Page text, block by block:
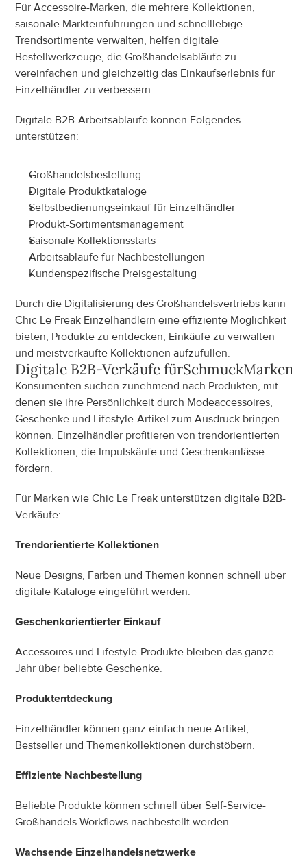
Für Accessoire-Marken, die mehrere Kollektionen,
saisonale Markteinführungen und schnelllebige
Trendsortimente verwalten, helfen digitale
Bestellwerkzeuge, die Großhandelsabläufe zu
vereinfachen und gleichzeitig das Einkaufserlebnis für
Einzelhändler zu verbessern.
Digitale B2B-Arbeitsabläufe können Folgendes
unterstützen:
Großhandelsbestellung
Digitale Produktkataloge
Selbstbedienungseinkauf für Einzelhändler
Produkt-Sortimentsmanagement
Saisonale Kollektionsstarts
Arbeitsabläufe für Nachbestellungen
Kundenspezifische Preisgestaltung
Durch die Digitalisierung des Großhandelsvertriebs kann
Chic Le Freak Einzelhändlern eine effiziente Möglichkeit
bieten, Produkte zu entdecken, Einkäufe zu verwalten
und meistverkaufte Kollektionen aufzufüllen.
Digitale B2B-Verkäufe fürSchmuckMarken
Konsumenten suchen zunehmend nach Produkten, mit
denen sie ihre Persönlichkeit durch Modeaccessoires,
Geschenke und Lifestyle-Artikel zum Ausdruck bringen
können. Einzelhändler profitieren von trendorientierten
Kollektionen, die Impulskäufe und Geschenkanlässe
fördern.
Für Marken wie Chic Le Freak unterstützen digitale B2B-
Verkäufe:
Trendorientierte Kollektionen
Neue Designs, Farben und Themen können schnell über
digitale Kataloge eingeführt werden.
Geschenkorientierter Einkauf
Accessoires und Lifestyle-Produkte bleiben das ganze
Jahr über beliebte Geschenke.
Produktentdeckung
Einzelhändler können ganz einfach neue Artikel,
Bestseller und Themenkollektionen durchstöbern.
Effiziente Nachbestellung
Beliebte Produkte können schnell über Self-Service-
Großhandels-Workflows nachbestellt werden.
Wachsende Einzelhandelsnetzwerke